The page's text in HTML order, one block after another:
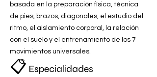
basada en la preparación física, técnica
de pies, brazos, diagonales, el estudio del
ritmo, el aislamiento corporal, la relación
con el suelo y el entrenamiento de los 7
movimientos universales.
📋 Especialidades